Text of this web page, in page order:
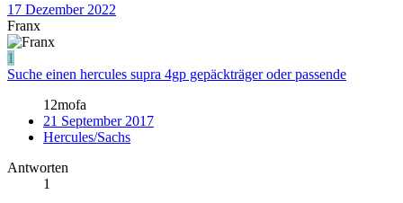
17 Dezember 2022
Franx
1
Suche einen hercules supra 4gp gepäckträger oder passende
12mofa
21 September 2017
Hercules/Sachs
Antworten
1